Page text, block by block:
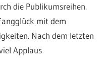
die Publikumsreihen.
mit dem
Nach dem letzten
Applaus